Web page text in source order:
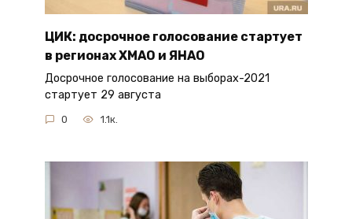
ЦИК: досрочное голосование стартует
в регионах ХМАО и ЯНАО
Досрочное голосование на выборах-2021
стартует 29 августа
0 1.1к.